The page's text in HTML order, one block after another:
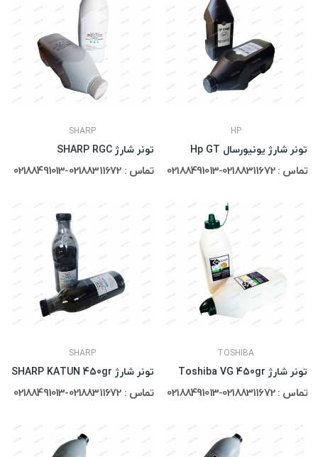
HP
تونر شارژ یونیورسال Hp GT
تماس : 02188311672-02188491013
SHARP
تونر شارژ SHARP RGC
تماس : 02188311672-02188491013
TOSHIBA
تونر شارژ Toshiba VG 450gr
تماس : 02188311672-02188491013
SHARP
تونر شارژ SHARP KATUN 450gr
تماس : 02188311672-02188491013